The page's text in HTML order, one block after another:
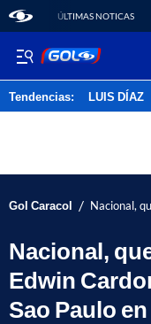
ÚLTIMAS NOTICAS
Tendencias: LUIS DÍAZ
Gol Caracol / Nacional,
Nacional,
Edwin
Sao Paulo